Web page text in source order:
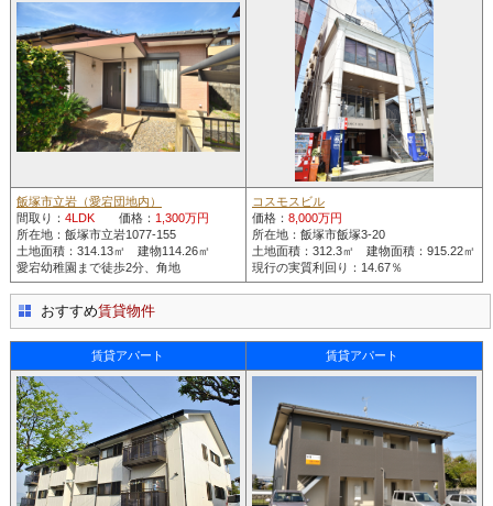
飯塚市立岩（愛宕団地内）
間取り： 4LDK価格： 1,300万円
所在地：飯塚市立岩1077-155
土地面積：314.13㎡ 建物114.26㎡
愛宕幼稚園まで徒歩2分、角地
コスモスビル
価格： 8,000万円
所在地：飯塚市飯塚3-20
土地面積：312.3㎡ 建物面積：915.22㎡
現行の実質利回り：14.67％
おすすめ賃貸物件
賃貸アパート 賃貸アパート